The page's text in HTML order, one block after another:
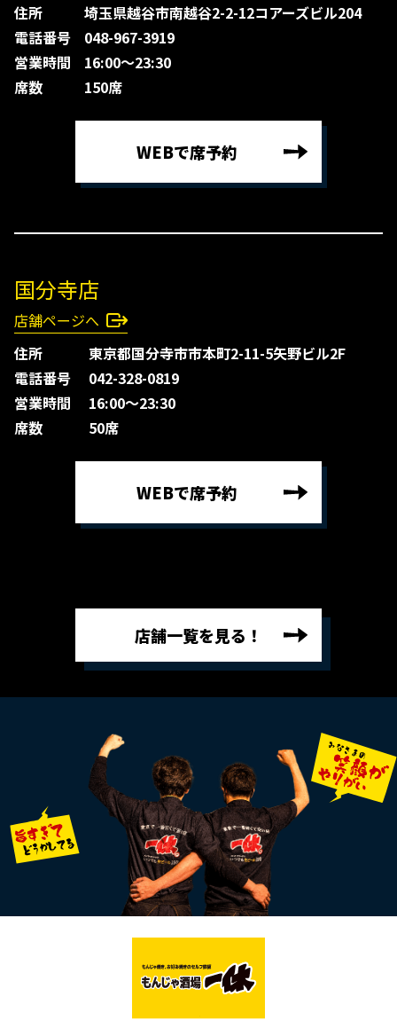
住所
埼玉県越谷市南越谷2-2-12コアーズビル204
電話番号
048-967-3919
営業時間
16:00〜23:30
席数
150席
WEBで席予約
国分寺店
店舗ページへ
住所
東京都国分寺市市本町2-11-5矢野ビル2F
電話番号
042-328-0819
営業時間
16:00〜23:30
席数
50席
WEBで席予約
店舗一覧を見る！